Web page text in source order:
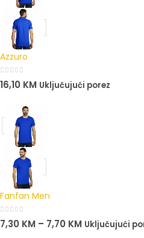
Azzuro
0out of 5
16,10 KM Uključujući porez
Fanfan Men
0out of 5
7,30 KM – 7,70 KM Uključujući